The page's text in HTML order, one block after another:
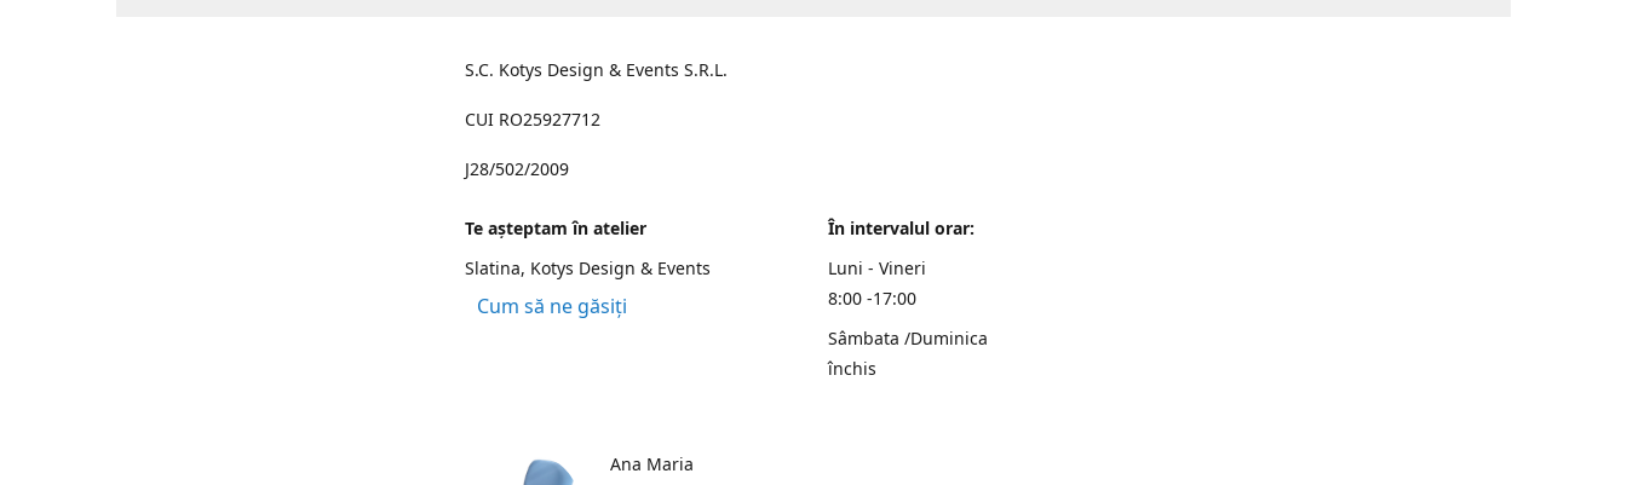
S.C. Kotys Design & Events S.R.L.
CUI RO25927712
J28/502/2009
Te aşteptam în atelier
Slatina, Kotys Design & Events
Cum să ne găsiți
În intervalul orar:
Luni - Vineri
8:00 -17:00
Sâmbata /Duminica
închis
Ana Maria